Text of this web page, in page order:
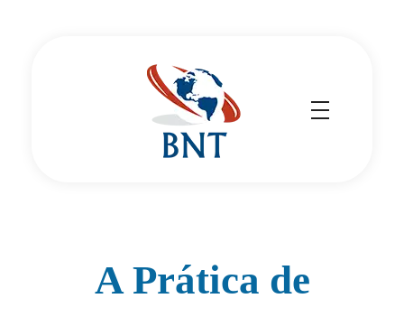
A Prática de